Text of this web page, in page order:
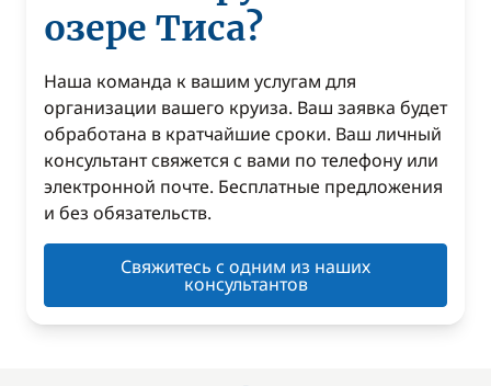
озере Тиса?
Наша команда к вашим услугам для
организации вашего круиза. Ваш заявка будет
обработана в кратчайшие сроки. Ваш личный
консультант свяжется с вами по телефону или
электронной почте. Бесплатные предложения
и без обязательств.
Свяжитесь с одним из наших
консультантов